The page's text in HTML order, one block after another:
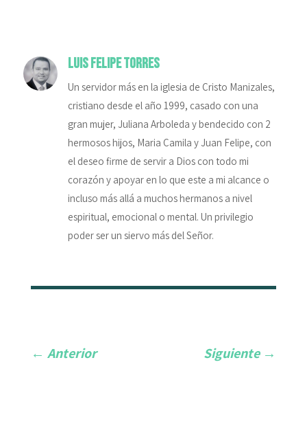
Luis Felipe Torres
Un servidor más en la iglesia de Cristo Manizales,
cristiano desde el año 1999, casado con una
gran mujer, Juliana Arboleda y bendecido con 2
hermosos hijos, Maria Camila y Juan Felipe, con
el deseo firme de servir a Dios con todo mi
corazón y apoyar en lo que este a mi alcance o
incluso más allá a muchos hermanos a nivel
espiritual, emocional o mental. Un privilegio
poder ser un siervo más del Señor.
← Anterior Siguiente→